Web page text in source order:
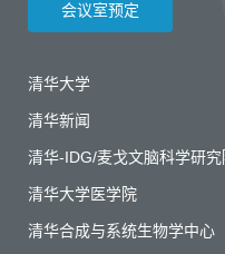
会议室预定
清华大学
清华新闻
清华-IDG/麦戈文脑科学研究
清华大学医学院
清华合成与系统生物学中心